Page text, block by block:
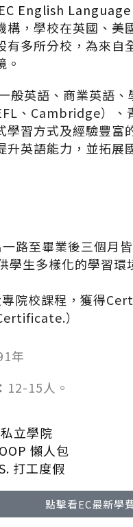
English
構，學校在英國、美
有多所分校，為來自
。
般英語、商業英語
、Cambridge）
學習方式及經驗豐富
升英語能力，並拓展
路至畢業後三個月
學生多樣化的學習環
院校課程，獲得
）
年
12-15人。
立學院
懶人包
打工度假
點擊看EC最新學